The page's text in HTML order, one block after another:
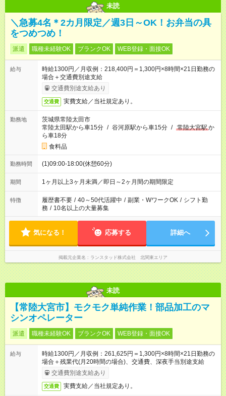
未読
＼急募4名＊2カ月限定／週3日～OK！お弁当の具
をつめつめ！
派遣 職種未経験OK ブランクOK WEB登録・面接OK
給与
時給1300円／月収例：218,400円＝1,300円×8時間×21日勤務の
場合＋交通費別途支給
交通費別途支給あり
交通費 実費支給／当社規定あり。
勤務地
茨城県常陸太田市
常陸太田駅から車15分 / 谷河原駅から車15分 / 常陸大宮駅か
ら車18分
食料品
勤務時間 (1)09:00-18:00(休憩60分)
期間 1ヶ月以上3ヶ月未満／即日～2ヶ月間の期間限定
特徴 履歴書不要 / 40～50代活躍中 / 副業・WワークOK / シフト勤
務 / 10名以上の大量募集
気になる！ 応募する 詳細へ
掲載元企業名 ランスタッド株式会社 北関東エリア
未読
【常陸大宮市】モクモク単純作業！部品加工のマ
シンオペレーター
派遣 職種未経験OK ブランクOK WEB登録・面接OK
給与
時給1300円／月収例：261,625円＝1,300円×8時間×21日勤務の
場合＋残業代(月20時間の場合)、交通費、深夜手当別途支給
交通費別途支給あり
交通費 実費支給／当社規定あり。